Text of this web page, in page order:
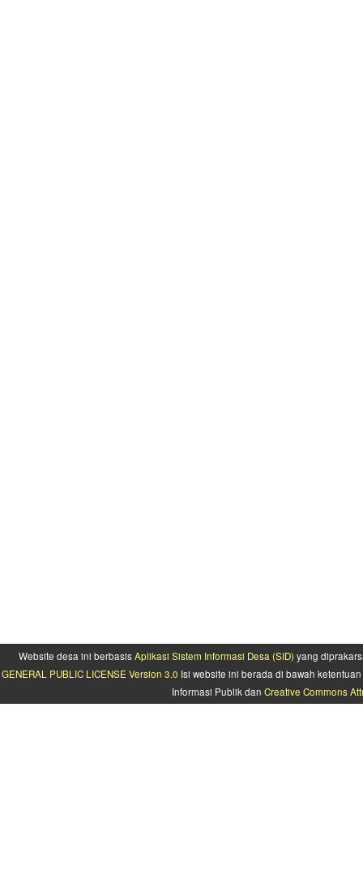
Website desa ini berbasisAplikasi Sistem Informasi Desa (SID) yang
GENERAL PUBLIC LICENSE Version 3.0 Isi website ini berada di bawah
Informasi Publik dan Creative Commons